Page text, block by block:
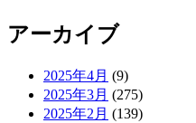
アーカイブ
2025年4月 (9)
2025年3月 (275)
2025年2月 (139)